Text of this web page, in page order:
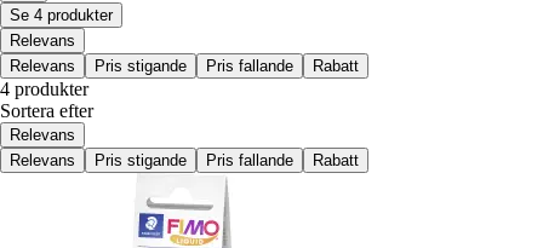
Se 4 produkter
Relevans
Relevans
Pris stigande Pris fallande Rabatt
4 produkter
Sortera efter
Relevans
Relevans
Pris stigande Pris fallande Rabatt